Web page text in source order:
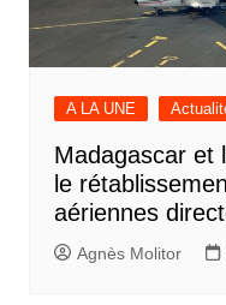
A LA UNE
Madagascar et
le
aériennes
Agnès Molitor